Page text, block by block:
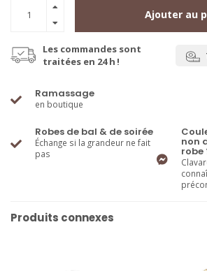
Ajouter au
Les commandes sont
traitées en 24 h !
Ramassage
en boutique
Robes de bal & de soirée
Échange si la grandeur ne fait
pas
non
robe
Produits connexes